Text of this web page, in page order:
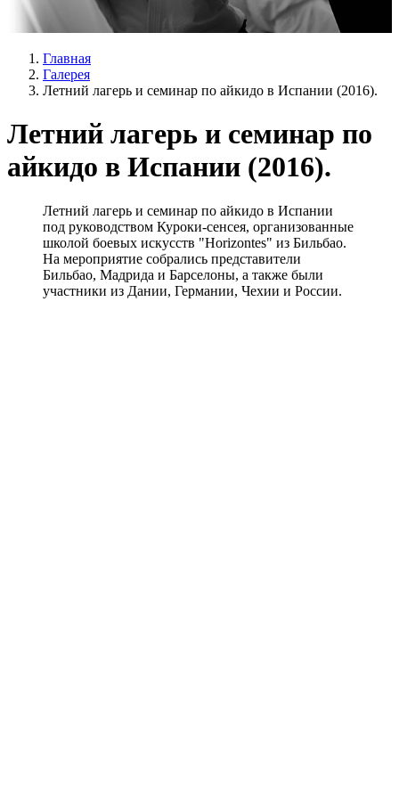
Главная
Галерея
Летний лагерь и семинар по айкидо в Испании (2016).
Летний лагерь и семинар по
айкидо в Испании (2016).
Летний лагерь и семинар по айкидо в Испании
под руководством Куроки-сенсея, организованные
школой боевых искусств "Horizontes" из Бильбао.
На мероприятие собрались представители
Бильбао, Мадрида и Барселоны, а также были
участники из Дании, Германии, Чехии и России.